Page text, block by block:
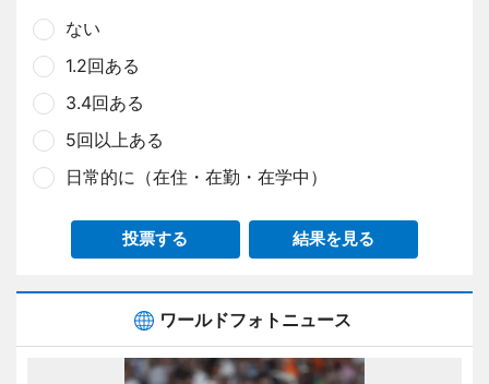
ない
1.2回ある
3.4回ある
5回以上ある
日常的に（在住・在勤・在学中）
投票する 結果を見る
ワールドフォトニュース